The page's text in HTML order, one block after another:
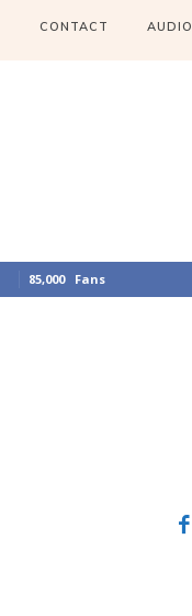
CONTACT AUDIO
85,000 Fans